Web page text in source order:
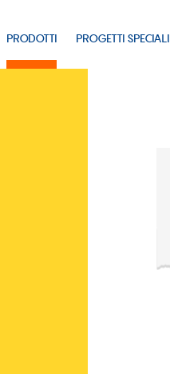
PRODOTTI PROGETTI SPECIALI